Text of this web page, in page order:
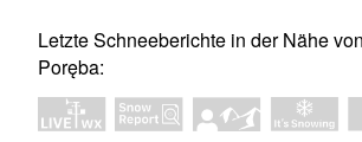
Letzte Schneeberichte in der Nähe
Poręba: